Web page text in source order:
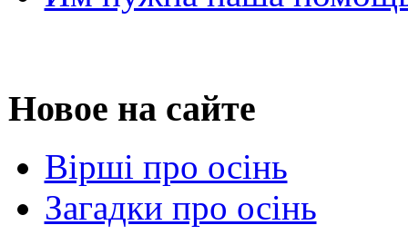
Новое на сайте
Вірші про осінь
Загадки про осінь